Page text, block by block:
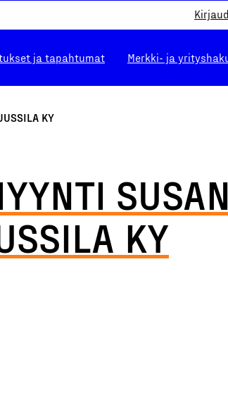
ja tapahtumat Merkki- ja
KY
KY